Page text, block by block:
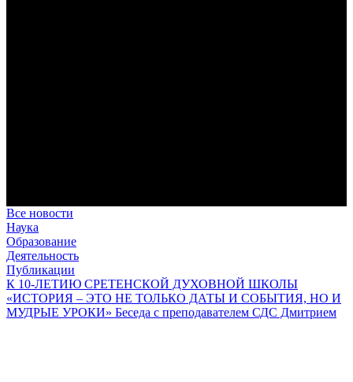
Все новости
Наука
Образование
Деятельность
Публикации
К 10-ЛЕТИЮ СРЕТЕНСКОЙ ДУХОВНОЙ ШКОЛЫ
«ИСТОРИЯ – ЭТО НЕ ТОЛЬКО ДАТЫ И СОБЫТИЯ, НО И
МУДРЫЕ УРОКИ» Беседа с преподавателем СДС Дмитрием